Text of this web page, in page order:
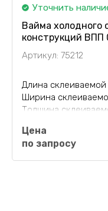
Уточнить
Вайма холодного
конструкций ВПП
Артикул: 75212
Длина
Ширина
Толщина
Классическая,
склеивания для
такие как двери,
Цена
по запросу